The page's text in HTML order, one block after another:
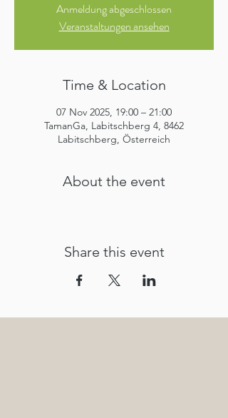
Anmeldung abgeschlossen
Veranstaltungen ansehen
Time & Location
07 Nov 2025, 19:00 – 21:00
TamanGa, Labitschberg 4, 8462
Labitschberg, Österreich
About the event
Share this event